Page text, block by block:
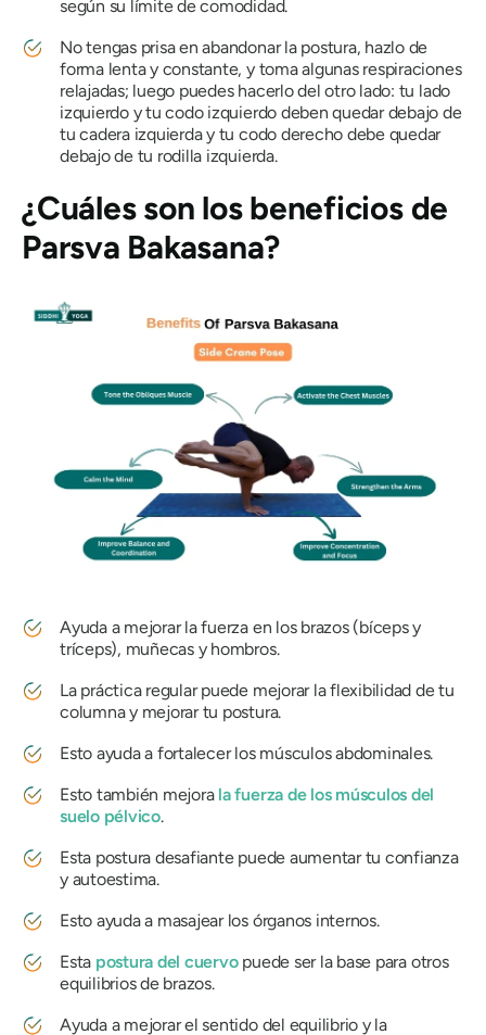
según su límite de comodidad.
No tengas prisa en abandonar la postura, hazlo de
forma lenta y constante, y toma algunas respiraciones
relajadas; luego puedes hacerlo del otro lado: tu lado
izquierdo y tu codo izquierdo deben quedar debajo de
tu cadera izquierda y tu codo derecho debe quedar
debajo de tu rodilla izquierda.
¿Cuáles son los beneficios de
Parsva Bakasana?
Ayuda a mejorar la fuerza en los brazos (bíceps y
tríceps), muñecas y hombros.
La práctica regular puede mejorar la flexibilidad de tu
columna y mejorar tu postura.
Esto ayuda a fortalecer los músculos abdominales.
Esto también mejora la fuerza de los músculos del
suelo pélvico.
Esta postura desafiante puede aumentar tu confianza
y autoestima.
Esto ayuda a masajear los órganos internos.
Esta postura del cuervopuede ser la base para otros
equilibrios de brazos.
Ayuda a mejorar el sentido del equilibrio y la